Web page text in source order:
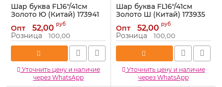
Шар буква FL16"/41см
Золото Ю (Китай) 173941
Артикул: 173941
Опт 52,00 руб
Розница 100,00
Уточнить цену и наличие
через WhatsApp
Шар буква FL16"/41см
Золото Ш (Китай) 173935
Артикул: 173935
Опт 52,00 руб
Розница 100,00
Уточнить цену и наличие
через WhatsApp